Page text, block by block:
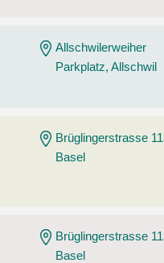
Allschwilerweiher
Parkplatz, Allschwil
Brüglingerstrasse
Basel
Brüglingerstrasse
Basel